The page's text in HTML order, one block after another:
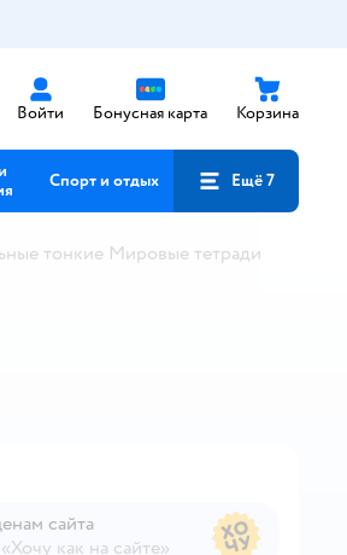
Войти Бонусная карта Корзина
Спорт и отдых Ещё 7
тонкие Мировые тетради
сайта
как на сайте»